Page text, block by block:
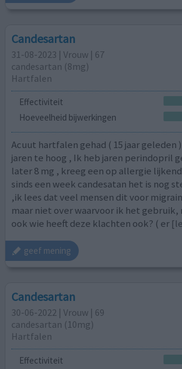
Candesartan
31-08-2023 | Vrouw | 67
candesartan (8mg)
Hartfalen
Effectiviteit
Hoeveelheid bijwerkingen
Acuut hartfalen gehad ( 15 jaar geleden
jaren te hoog , Ik heb jaren perindopril
later 8 mg , kreeg een op allergie
sinds een week candesatan het is nog
,ik lees dat veel mensen dit voor
maar niet over waarvoor ik het gebruik,
ook wie heeft deze klachten ook? ( er
geef mening
Candesartan
30-06-2022 | Vrouw | 69
candesartan (10mg)
Hartfalen
Effectiviteit